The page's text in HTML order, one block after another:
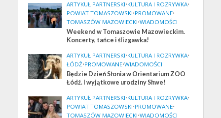
ARTYKUŁ PARTNERSKI•KULTURA I ROZRYWKA•
POWIAT TOMASZOWSKI•PROMOWANE•
TOMASZÓW MAZOWIECKI•WIADOMOŚCI
Weekend w Tomaszowie Mazowieckim.
Koncerty, tańce i ślizgawka!
ARTYKUŁ PARTNERSKI•KULTURA I ROZRYWKA•
ŁÓDŹ•PROMOWANE•WIADOMOŚCI
Będzie Dzień Słonia w Orientarium ZOO
Łódź. I wyjątkowe urodziny Shwe!
ARTYKUŁ PARTNERSKI•KULTURA I ROZRYWKA•
POWIAT TOMASZOWSKI•PROMOWANE•
TOMASZÓW MAZOWIECKI•WIADOMOŚCI